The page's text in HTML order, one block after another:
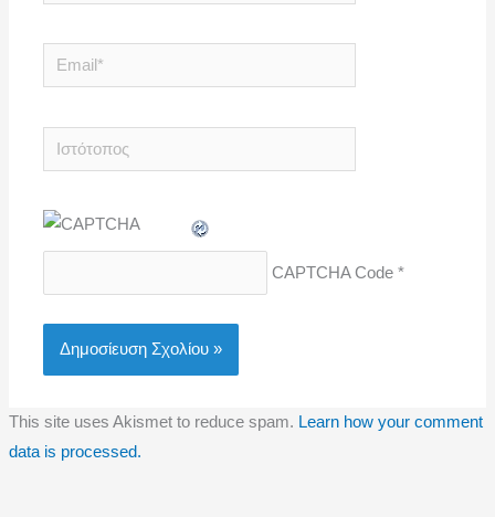
Email*
Ιστότοπος
CAPTCHA Code*
This site uses Akismet to reduce spam. Learn how your comment
data is processed.